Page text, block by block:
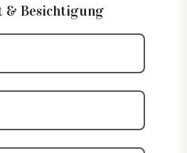
& Besichtigung